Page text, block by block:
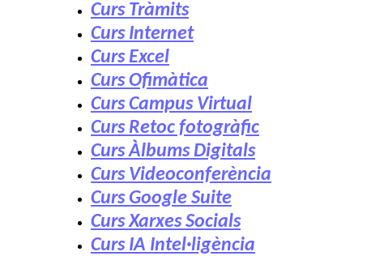
Curs Tràmits
Curs Internet
Curs Excel
Curs Ofimàtica
Curs Campus Virtual
Curs Retoc fotogràfic
Curs Àlbums Digitals
Curs Videoconferència
Curs Google Suite
Curs Xarxes Socials
Curs IA Intel·ligència